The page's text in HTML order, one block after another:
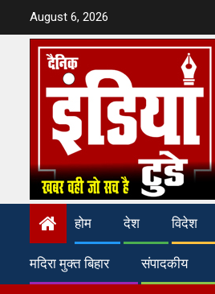
content
August 6, 2026
होम देश विदेश
मदिरा मुक्त बिहार संपादकीय